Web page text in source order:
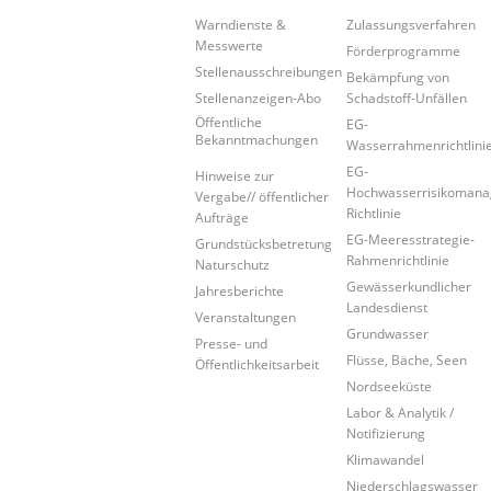
Warndienste &
Messwerte
Stellenausschreibungen
Stellenanzeigen-Abo
Öffentliche
Bekanntmachungen
Hinweise zur
Vergabe// öffentlicher
Aufträge
Grundstücksbetretung
Naturschutz
Jahresberichte
Veranstaltungen
Presse- und
Öffentlichkeitsarbeit
Zulassungsverfahren
Förderprogramme
Bekämpfung von
Schadstoff-Unfällen
EG-
EG-
Richtlinie
EG-Meeresstrategie-
Rahmenrichtlinie
Gewässerkundlicher
Landesdienst
Grundwasser
Flüsse, Bäche, Seen
Nordseeküste
Labor & Analytik /
Notifizierung
Klimawandel
Niederschlagswasser